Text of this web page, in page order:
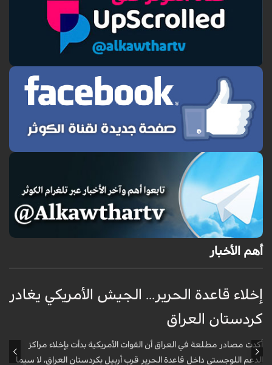
أهم الأخبار
إخلاء قاعدة الحرير... الجيش الأمريكي يغادر
كردستان العراق
أكدت مصادر مطلعة في العراق أن القوات الأمريكية بدأت بإخلاء مراكز
الدعم اللوجستي داخل قاعدة الحرير قرب أربيل بكردستان العراق، لا سيما